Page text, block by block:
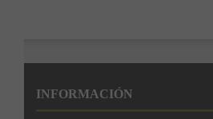
Política de Privacidad para
INFORMACIÓN